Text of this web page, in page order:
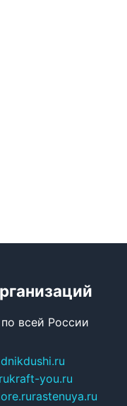
всей России
kraft-you.ru
rastenuya.ru